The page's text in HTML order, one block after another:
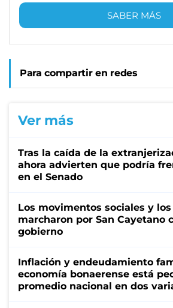
SABER MÁS
Para compartir en redes
Ver más
Tras la caída de la
ahora advierten que podría
en el Senado
Los movimentos sociales y
marcharon por San Cayetano
gobierno
Inflación y endeudamiento
economía bonaerense está
promedio nacional en dos